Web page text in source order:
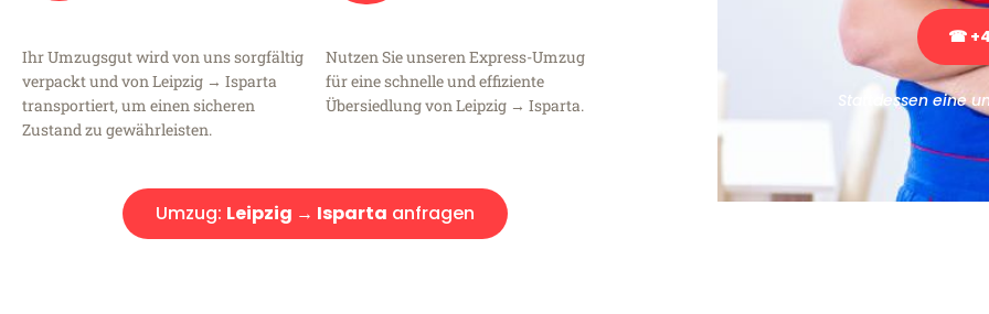
Ihr Umzugsgut wird von uns sorgfältig
verpackt und von Leipzig → Isparta
transportiert, um einen sicheren
Zustand zu gewährleisten.
Nutzen Sie unseren Express-Umzug
für eine schnelle und effiziente
Übersiedlung von Leipzig → Isparta.
Umzug: Leipzig → Isparta anfragen
☎
Stattdessen eine